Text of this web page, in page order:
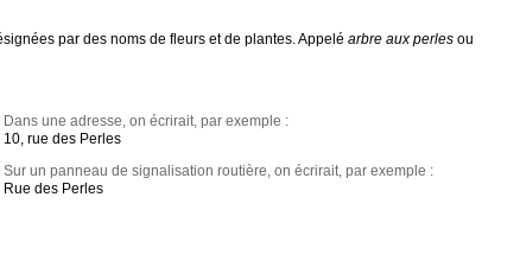
par des noms de fleurs et de plantes. Appelé arbre aux perles ou
Dans une adresse, on écrirait, par exemple :
10, rue des Perles
Sur un panneau de signalisation routière, on écrirait, par exemple :
Rue des Perles